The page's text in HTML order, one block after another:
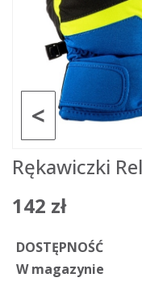
<
Rękawiczki
142 zł
DOSTĘPNOŚĆ
W magazynie